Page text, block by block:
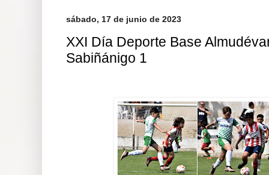
sábado, 17 de junio de 2023
XXI Día Deporte Base
Sabiñánigo 1